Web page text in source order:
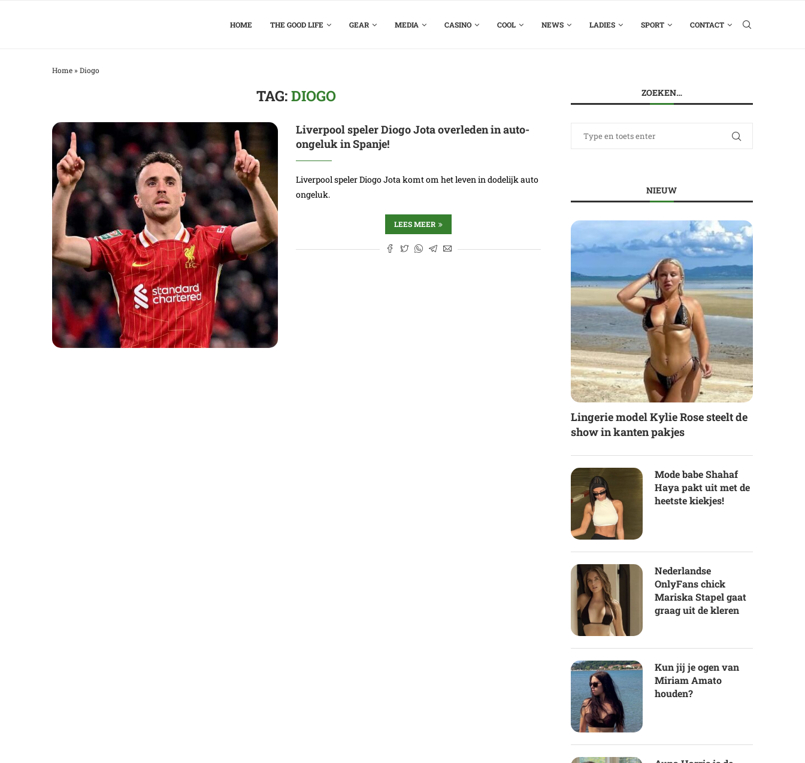
HOME THE GOOD LIFE GEAR MEDIA CASINO COOL NEWS LADIES SPORT CONTACT
Home» Diogo
TAG:DIOGO
Liverpool speler Diogo Jota overleden in auto-
ongeluk in Spanje!
Liverpool speler Diogo Jota komt om het leven in dodelijk auto
ongeluk.
LEES MEER
ZOEKEN…
NIEUW
Lingerie model Kylie Rose steelt de
show in kanten pakjes
Mode babe Shahaf
Haya pakt uit met de
heetste kiekjes!
Nederlandse
OnlyFans chick
Mariska Stapel gaat
graag uit de kleren
Kun jij je ogen van
Miriam Amato
houden?